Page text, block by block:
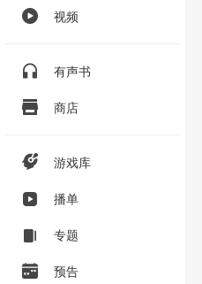
视频
有声书
商店
游戏库
播单
专题
预告